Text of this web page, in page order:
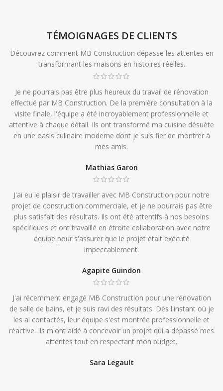
TÉMOIGNAGES DE CLIENTS
Découvrez comment MB Construction dépasse les attentes en
transformant les maisons en histoires réelles.
Je ne pourrais pas être plus heureux du travail de rénovation
effectué par MB Construction. De la première consultation à la
visite finale, l'équipe a été incroyablement professionnelle et
attentive à chaque détail. Ils ont transformé ma cuisine désuète
en une oasis culinaire moderne dont je suis fier de montrer à
mes amis.
Mathias Garon
J'ai eu le plaisir de travailler avec MB Construction pour notre
projet de construction commerciale, et je ne pourrais pas être
plus satisfait des résultats. Ils ont été attentifs à nos besoins
spécifiques et ont travaillé en étroite collaboration avec notre
équipe pour s'assurer que le projet était exécuté
impeccablement.
Agapite Guindon
J'ai récemment engagé MB Construction pour une rénovation
de salle de bains, et je suis ravi des résultats. Dès l'instant où je
les ai contactés, leur équipe s'est montrée professionnelle et
réactive. Ils m'ont aidé à concevoir un projet qui a dépassé mes
attentes tout en respectant mon budget.
Sara Legault